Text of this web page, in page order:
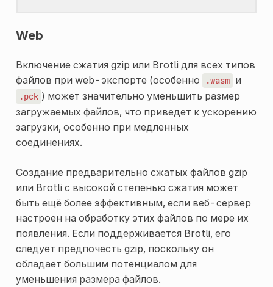
Web
Включение сжатия gzip или Brotli для всех типов
файлов при web-экспорте (особенно
.wasm и
.pck ) может значительно уменьшить размер
загружаемых файлов, что приведет к ускорению
загрузки, особенно при медленных
соединениях.
Создание предварительно сжатых файлов gzip
или Brotli с высокой степенью сжатия может
быть ещё более эффективным, если веб-сервер
настроен на обработку этих файлов по мере их
появления. Если поддерживается Brotli, его
следует предпочесть gzip, поскольку он
обладает большим потенциалом для
уменьшения размера файлов.